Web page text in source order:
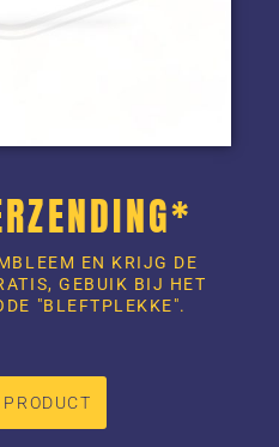
EN KRIJG DE
GEBUIK BIJ HET
"BLEFTPLEKKE".